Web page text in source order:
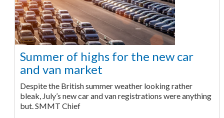
Summer of highs for the new car
and van market
Despite the British summer weather looking rather
bleak, July’s new car and van registrations were anything
but. SMMT Chief